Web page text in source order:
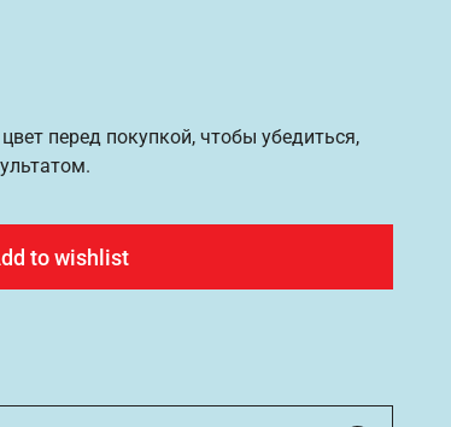
перед покупкой, чтобы убедиться,
to wishlist